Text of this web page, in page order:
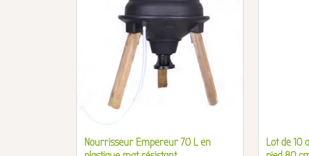
Nourrisseur Empereur 70 L en
Lot de 10